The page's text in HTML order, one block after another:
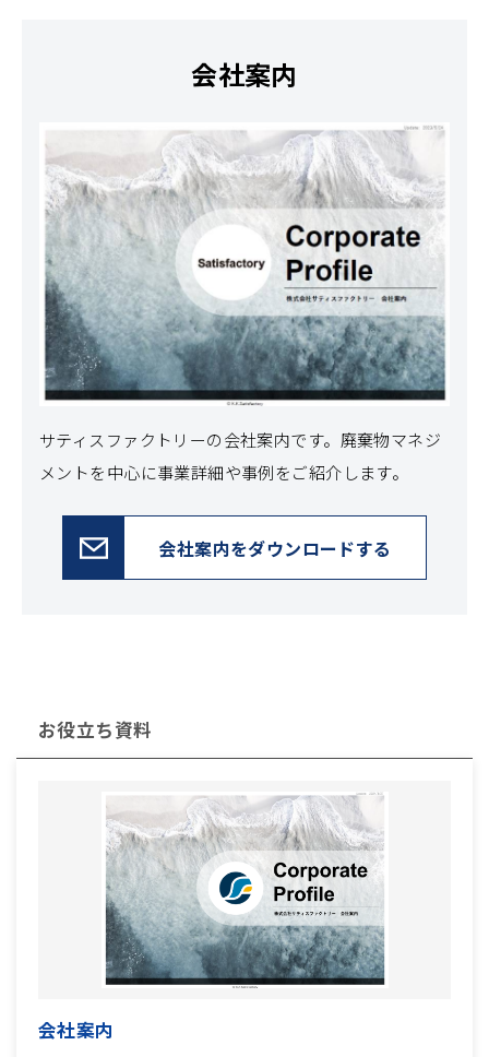
会社案内
サティスファクトリーの会社案内です。 廃棄物マネジ
メントを中心に事業詳細や事例をご紹介します。
会社案内をダウンロードする
お役立ち資料
会社案内